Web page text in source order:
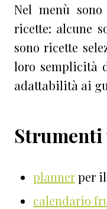
Nel menù
ricette: alcune
sono ricette
loro semplicità
adattabilità ai
plannerper
calendario